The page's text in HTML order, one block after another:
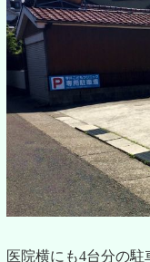
医院横にも4台分の駐